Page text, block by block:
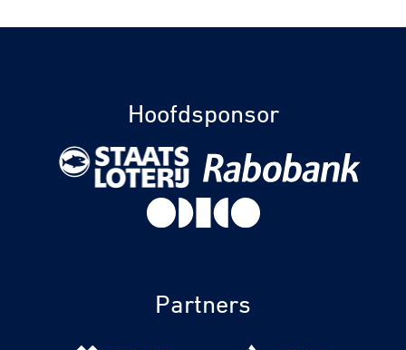
Hoofdsponsor
Partners